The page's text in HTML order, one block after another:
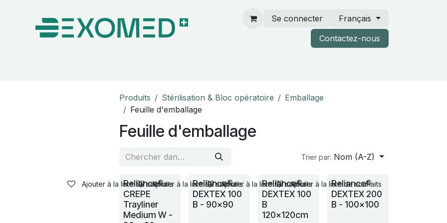
Se connecter
Français
Contactez-nous
Produits Stérilisation & Bloc opératoire
Emballage
Feuille d'emballage
Feuille d'emballage
Trier par: Nom (A-Z)
Reliance®
CREPE
Trayliner
Medium W -
Ajouter à la liste de souhaits
Reliance®
DEXTEX 100
B - 90x90
Ajouter à la liste de souhaits
Reliance®
DEXTEX 100
B
120x120cm
Ajouter à la liste de souhaits
Reliance®
DEXTEX 200
B - 100x100
Ajouter à la liste de souhaits